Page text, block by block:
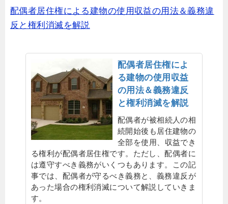
配偶者居住権による建物の使用収益の用法＆義務違
反と権利消滅を解説
配偶者居住権によ
る建物の使用収益
の用法＆義務違反
と権利消滅を解説
配偶者が被相続人の相
続開始後も居住建物の
全部を使用、収益でき
る権利が配偶者居住権です。ただし、配偶者に
は遵守すべき義務がいくつもあります。この記
事では、配偶者が守るべき義務と、義務違反が
あった場合の権利消滅について解説していきま
す。